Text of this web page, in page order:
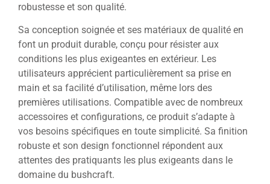
robustesse et son qualité.
Sa conception soignée et ses matériaux de qualité en
font un produit durable, conçu pour résister aux
conditions les plus exigeantes en extérieur. Les
utilisateurs apprécient particulièrement sa prise en
main et sa facilité d’utilisation, même lors des
premières utilisations. Compatible avec de nombreux
accessoires et configurations, ce produit s’adapte à
vos besoins spécifiques en toute simplicité. Sa finition
robuste et son design fonctionnel répondent aux
attentes des pratiquants les plus exigeants dans le
domaine du bushcraft.